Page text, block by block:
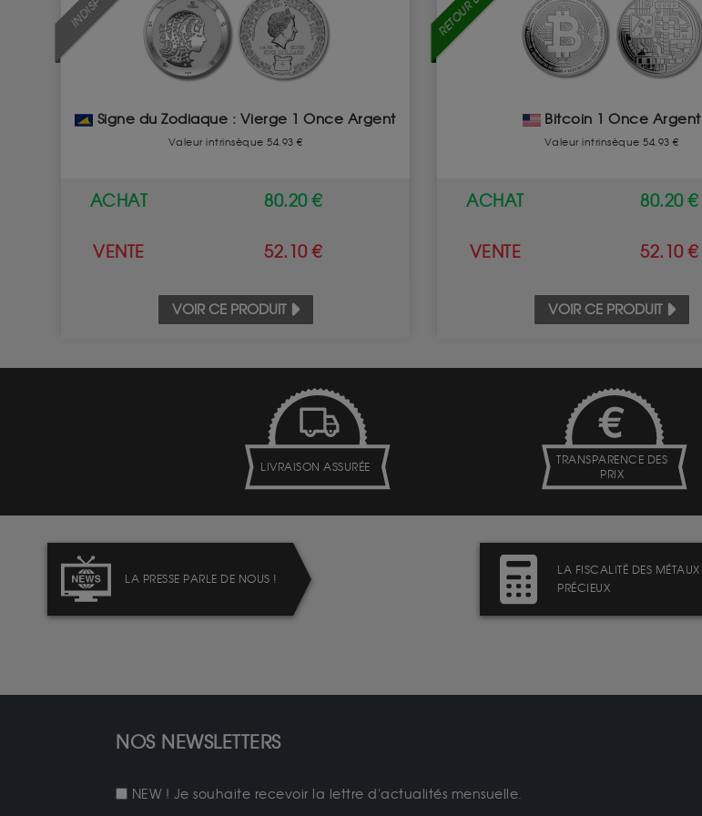
Signe du Zodiaque : Vierge 1 Once Argent
Valeur intrinsèque 54.93 €
ACHAT 80.20 €
VENTE 52.10 €
VOIR CE PRODUIT
Bitcoin 1 Once Argent
Valeur intrinsèque 54.93 €
ACHAT 80.20 €
VENTE 52.10 €
VOIR CE PRODUIT
LIVRAISON ASSURÉE
TRANSPARENCE DES
PRIX
LA PRESSE PARLE DE NOUS !
LA FISCALITÉ DES MÉTAUX
PRÉCIEUX
NOS NEWSLETTERS
NEW ! Je souhaite recevoir la lettre d'actualités mensuelle.